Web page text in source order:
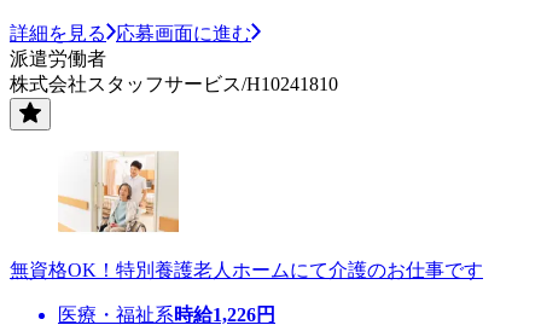
詳細を見る
応募画面に進む
派遣労働者
株式会社スタッフサービス/H10241810
無資格OK！特別養護老人ホームにて介護のお仕事です
医療・福祉系時給1,226円